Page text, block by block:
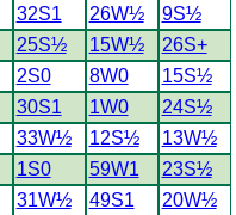
32S1 26W½
9S½
25S½ 15W½
26S+
2S0 8W0
15S½
30S1 1W0
24S½
33W½ 12S½
13W½
1S0 59W1
23S½
31W½ 49S1
20W½